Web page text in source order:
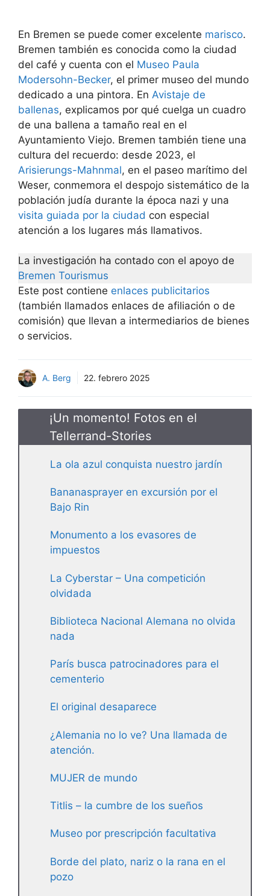
En Bremen se puede comer excelente marisco.
Bremen también es conocida como la ciudad
del café y cuenta con el Museo Paula
Modersohn-Becker, el primer museo del mundo
dedicado a una pintora. En Avistaje de
ballenas, explicamos por qué cuelga un cuadro
de una ballena a tamaño real en el
Ayuntamiento Viejo. Bremen también tiene una
cultura del recuerdo: desde 2023, el
Arisierungs-Mahnmal, en el paseo marítimo del
Weser, conmemora el despojo sistemático de la
población judía durante la época nazi y una
visita guiada por la ciudad con especial
atención a los lugares más llamativos.
La investigación ha contado con el apoyo de
Bremen Tourismus
Este post contiene enlaces publicitarios
(también llamados enlaces de afiliación o de
comisión) que llevan a intermediarios de bienes
o servicios.
A. Berg 22. febrero 2025
¡Un momento! Fotos en el
Tellerrand-Stories
La ola azul conquista nuestro jardín
Bananasprayer en excursión por el
Bajo Rin
Monumento a los evasores de
impuestos
La Cyberstar – Una competición
olvidada
Biblioteca Nacional Alemana no olvida
nada
París busca patrocinadores para el
cementerio
El original desaparece
¿Alemania no lo ve? Una llamada de
atención.
MUJER de mundo
Titlis – la cumbre de los sueños
Museo por prescripción facultativa
Borde del plato, nariz o la rana en el
pozo